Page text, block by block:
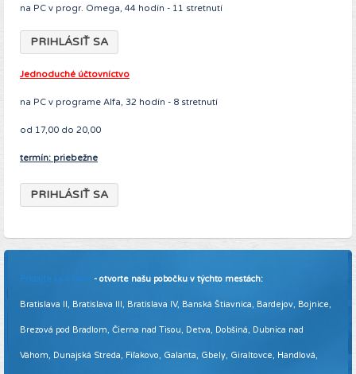
na PC v progr. Omega, 44 hodín - 11 stretnutí
PRIHLÁSIŤ SA
Jednoduché účtovníctvo
na PC v programe Alfa, 32 hodín - 8 stretnutí
od 17,00 do 20,00
termín: priebežne
PRIHLÁSIŤ SA
Pridajte sa k nám - otvorte našu pobočku v týchto mestách:
Bratislava II, Bratislava III, Bratislava IV, Banská Štiavnica, Bardejov, Bojnice,
Brezová pod Bradlom, Čierna nad Tisou, Detva, Dobšiná, Dubnica nad
Váhom, Dunajská Streda, Fiľakovo, Galanta, Gbely, Giraltovce, Handlová,